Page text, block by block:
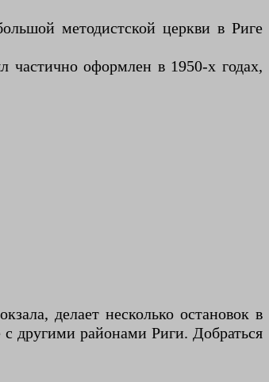
методистской церкви в Риге
частично оформлен в 1950-х годах,
делает несколько остановок в
с другими районами Риги. Добраться